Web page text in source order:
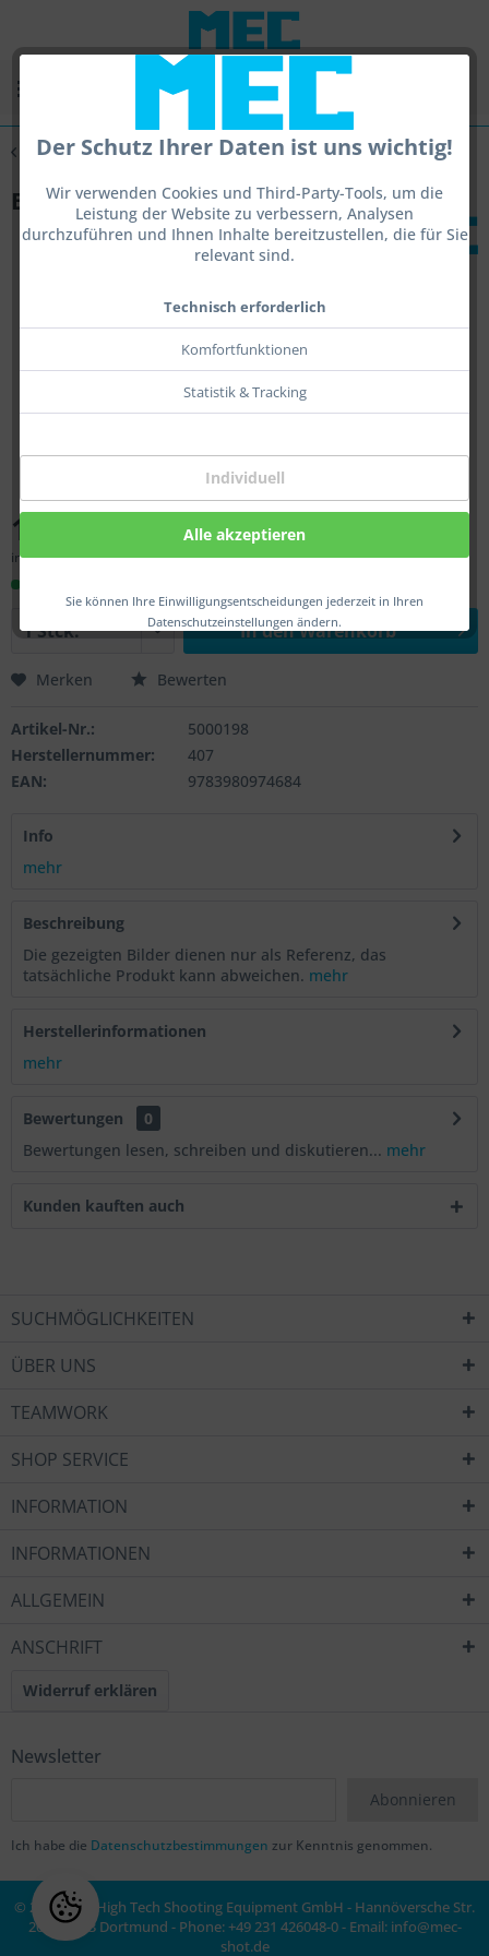
Der Schutz Ihrer Daten ist uns wichtig!
Wir verwenden Cookies und Third-Party-Tools, um die
Leistung der Website zu verbessern, Analysen
durchzuführen und Ihnen Inhalte bereitzustellen, die für Sie
relevant sind.
Technisch erforderlich
Komfortfunktionen
Statistik & Tracking
Individuell
Alle akzeptieren
Sie können Ihre Einwilligungsentscheidungen jederzeit in Ihren
Datenschutzeinstellungen ändern.
Übersicht Deutsche Literatur
Buch - Leistungsplanung Gewehr 2010 -
11,90 € *
inkl. MwSt.zzgl. Versandkosten
In denWarenkorb
Merken Bewerten
Artikel-Nr.:
5000198
Herstellernummer:
407
EAN:
9783980974684
Info
mehr
Beschreibung
Die gezeigten Bilder dienen nur als Referenz, das
tatsächliche Produkt kann abweichen. mehr
Herstellerinformationen
mehr
Bewertungen
0
Bewertungen lesen, schreiben und diskutieren... mehr
Kunden kauften auch
SUCHMÖGLICHKEITEN
ÜBER UNS
TEAMWORK
SHOP SERVICE
INFORMATION
INFORMATIONEN
ALLGEMEIN
ANSCHRIFT
Widerruf erklären
Newsletter
Abonnieren
Ich habe die Datenschutzbestimmungen zur Kenntnis genommen.
© 2020 MEC High Tech Shooting Equipment GmbH - Hannöversche Str.
20a, 44143 Dortmund - Phone: +49 231 426048-0 - Email: info@mec-
shot.de